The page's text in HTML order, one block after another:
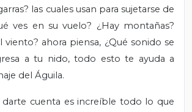
las cuales usan para sujetarse de
ves en su vuelo? ¿Hay montañas?
viento? ahora piensa, ¿Qué sonido se
a tu nido, todo esto te ayuda a
del Águila.
cuenta es increíble todo lo que